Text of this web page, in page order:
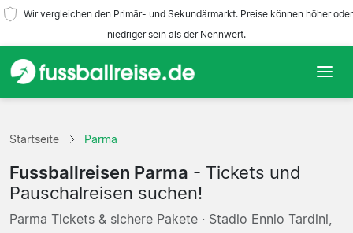
Wir vergleichen den Primär- und Sekundärmarkt. Preise können höher oder
niedriger sein als der Nennwert.
Mannschaften
Ligen
Reisebüros
Startseite Parma
Fussballreisen Parma - Tickets und
Pauschalreisen suchen!
Parma Tickets & sichere Pakete · Stadio Ennio Tardini,